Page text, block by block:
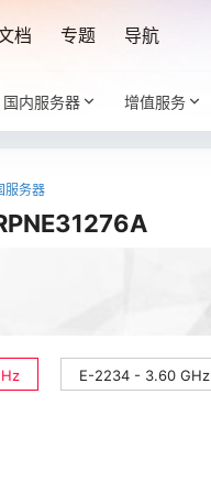
档 专题 导航
国内服务器 增值服务
服务器
E-2234 - 3.60 GHz